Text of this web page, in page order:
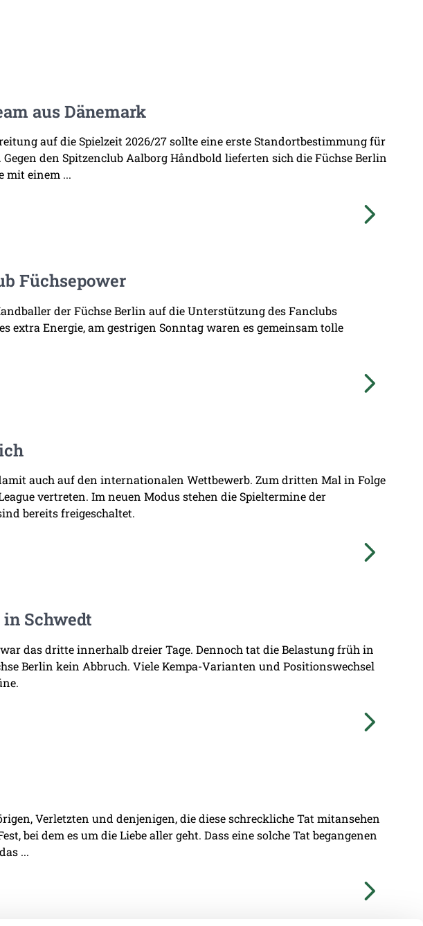
aus Dänemark
auf die Spielzeit 2026/27 sollte eine erste Standortbestimmung für
den Spitzenclub Aalborg Håndbold lieferten sich die Füchse Berlin
mit einem ...
Füchsepower
der Füchse Berlin auf die Unterstützung des Fanclubs
extra Energie, am gestrigen Sonntag waren es gemeinsam tolle
auch auf den internationalen Wettbewerb. Zum dritten Mal in Folge
vertreten. Im neuen Modus stehen die Spieltermine der
bereits freigeschaltet.
Schwedt
das dritte innerhalb dreier Tage. Dennoch tat die Belastung früh in
Berlin kein Abbruch. Viele Kempa-Varianten und Positionswechsel
Verletzten und denjenigen, die diese schreckliche Tat mitansehen
bei dem es um die Liebe aller geht. Dass eine solche Tat begangenen
...